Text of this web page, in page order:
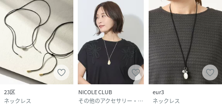
23区
ネックレス
NICOLE CLUB
その他のアクセサリー・腕時計
eur3
ネックレス